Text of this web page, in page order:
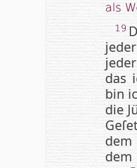
als
19
das
bin
die
dem